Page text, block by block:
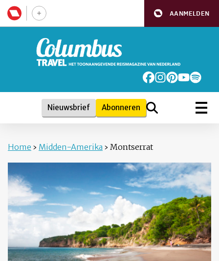
AANMELDEN
Nieuwsbrief Abonneren
Home › Midden-Amerika › Montserrat